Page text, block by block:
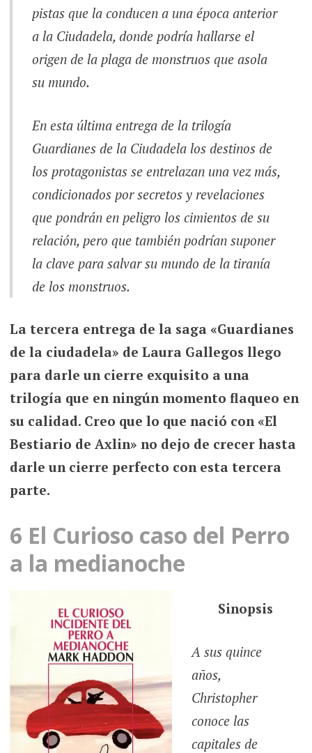
pistas que la conducen a una época anterior
a la Ciudadela, donde podría hallarse el
origen de la plaga de monstruos que asola
su mundo.
En esta última entrega de la trilogía
Guardianes de la Ciudadela los destinos de
los protagonistas se entrelazan una vez más,
condicionados por secretos y revelaciones
que pondrán en peligro los cimientos de su
relación, pero que también podrían suponer
la clave para salvar su mundo de la tiranía
de los monstruos.
La tercera entrega de la saga «Guardianes
de la ciudadela» de Laura Gallegos llego
para darle un cierre exquisito a una
trilogía que en ningún momento flaqueo en
su calidad. Creo que lo que nació con «El
Bestiario de Axlin» no dejo de crecer hasta
darle un cierre perfecto con esta tercera
parte.
6 El Curioso caso del Perro
a la medianoche
Sinopsis
A sus quince
años,
Christopher
conoce las
capitales de